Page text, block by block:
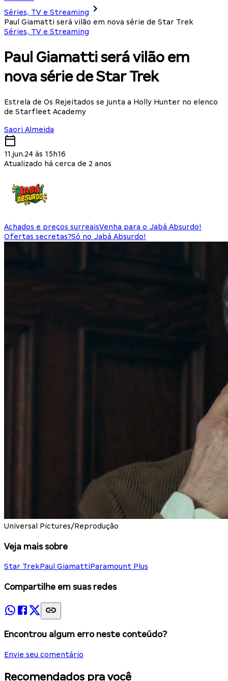
Séries, TV e Streaming
Paul Giamatti será vilão em nova série de Star Trek
Séries, TV e Streaming
Paul Giamatti será vilão em
nova série de Star Trek
Estrela de Os Rejeitados se junta a Holly Hunter no elenco
de Starfleet Academy
Saori Almeida
11.jun.24 às 15h16
Atualizado há cerca de 2 anos
Achados e preços surreaisVenha para o Jabá Absurdo!
Ofertas secretas?Só no Jabá Absurdo!
Universal Pictures/Reprodução
Veja mais sobre
Star TrekPaul GiamattiParamount Plus
Compartilhe em suas redes
Encontrou algum erro neste conteúdo?
Envie seu comentário
Recomendados pra você